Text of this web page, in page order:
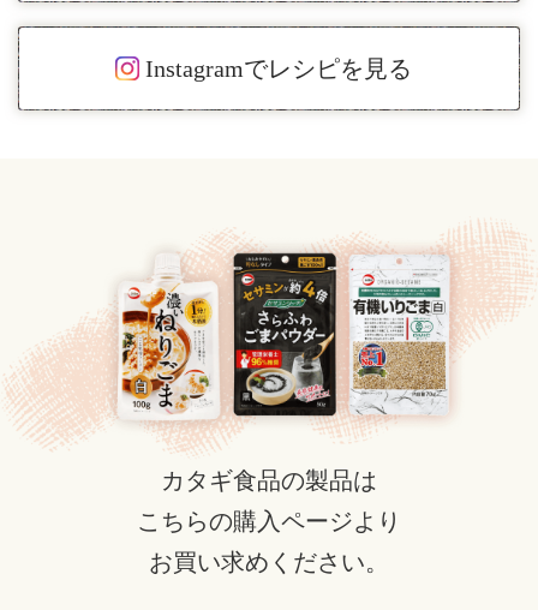
Instagramでレシピを見る
カタギ食品の製品は
こちらの購入ページより
お買い求めください。